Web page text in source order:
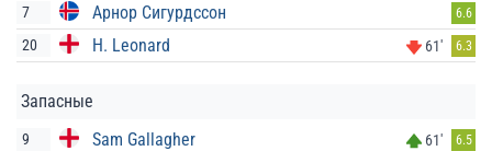
7 Арнор Сигурдссон 6.6
20 H. Leonard 61' 6.3
Запасные
9 Sam Gallagher 61' 6.5